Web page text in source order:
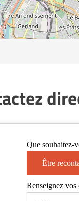
Que souhaitez-
Être
Renseignez vos